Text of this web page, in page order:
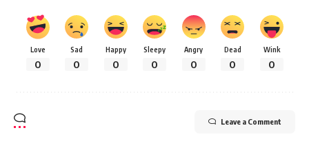
Love
0
Sad
0
Happy
0
Sleepy
0
Angry
0
Dead
0
Wink
0
Leave a Comment